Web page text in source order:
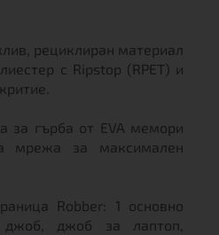
рециклиран материал
с Ripstop (RPET) и
за гърба от EVA мемори
мрежа за максимален
Robber: 1 основно
джоб, джоб за лаптоп,